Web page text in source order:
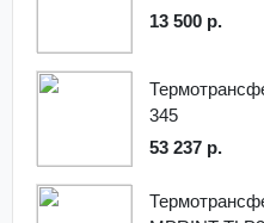
13 500 р.
345
53 237 р.